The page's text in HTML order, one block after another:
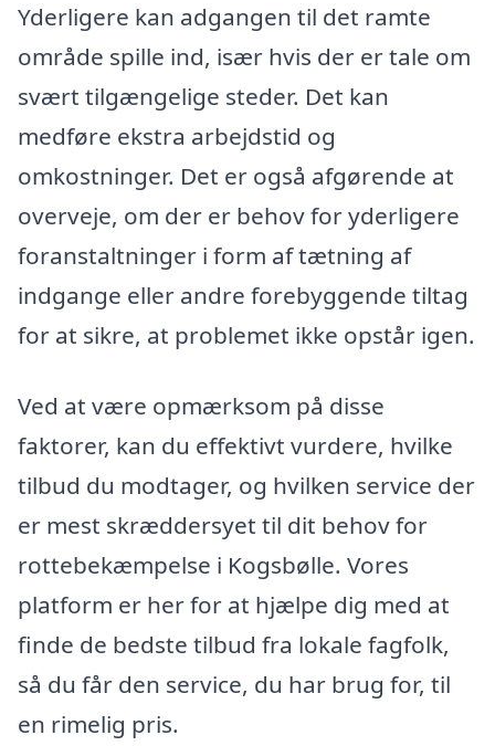
Yderligere kan adgangen til det ramte
område spille ind, især hvis der er tale om
svært tilgængelige steder. Det kan
medføre ekstra arbejdstid og
omkostninger. Det er også afgørende at
overveje, om der er behov for yderligere
foranstaltninger i form af tætning af
indgange eller andre forebyggende tiltag
for at sikre, at problemet ikke opstår igen.
Ved at være opmærksom på disse
faktorer, kan du effektivt vurdere, hvilke
tilbud du modtager, og hvilken service der
er mest skræddersyet til dit behov for
rottebekæmpelse i Kogsbølle. Vores
platform er her for at hjælpe dig med at
finde de bedste tilbud fra lokale fagfolk,
så du får den service, du har brug for, til
en rimelig pris.